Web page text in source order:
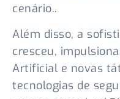
cenário..
Além disso, a
cresceu,
Artificial e novas
tecnologias de